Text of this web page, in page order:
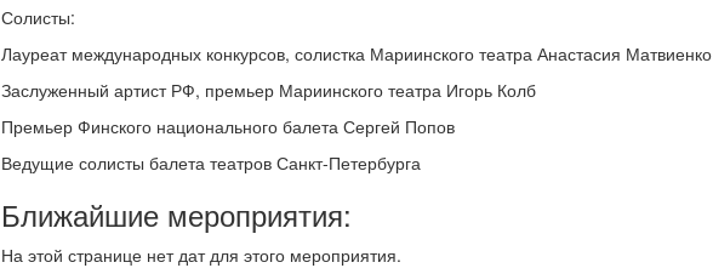
Солисты:
Лауреат международных конкурсов, солистка Мариинского театра Анастасия Матвиенко
Заслуженный артист РФ, премьер Мариинского театра Игорь Колб
Премьер Финского национального балета Сергей Попов
Ведущие солисты балета театров Санкт-Петербурга
Ближайшие мероприятия:
На этой странице нет дат для этого мероприятия.